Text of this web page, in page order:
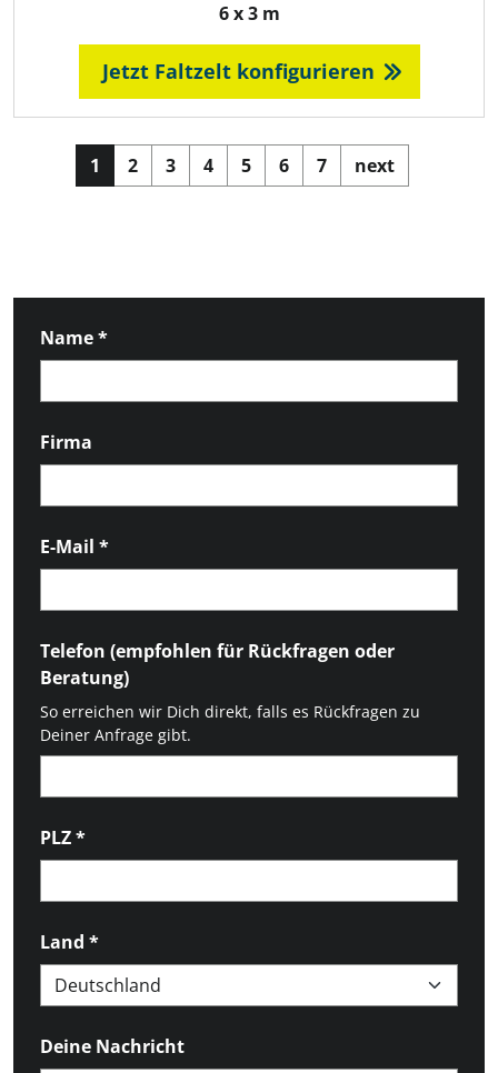
6 x 3 m
Jetzt Faltzelt konfigurieren
1 2 3 4 5 6 7 next
Name*
Firma
E-Mail *
Telefon (empfohlen für Rückfragen oder
Beratung)
So erreichen wir Dich direkt, falls es Rückfragen zu
Deiner Anfrage gibt.
PLZ*
Land *
Deine Nachricht